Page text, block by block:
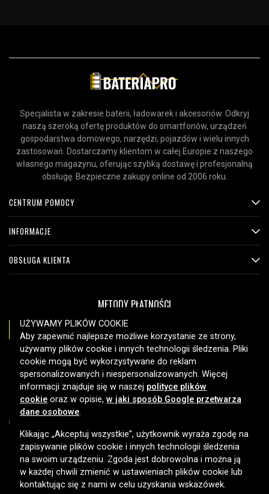
Specjalista w zakresie baterii, ładowarek i akcesoriów. Odkryj
naszą szeroką ofertę produktów do smartfonów, urządzeń
gospodarstwa domowego, narzędzi, pojazdów i wielu innych
zastosowań. Dostarczamy klientom w całej Europie z naszego
własnego magazynu, oferując szybką dostawę i profesjonalną
obsługę. Bezpieczne zakupy online od 2006 roku.
CENTRUM POMOCY
INFORMACJE
OBSŁUGA KLIENTA
METODY PŁATNOŚCI
OPCJE DOSTAWY
Copyright © 2026, Spares Nordic AB
UŻYWAMY PLIKÓW COOKIE
Aby zapewnić najlepsze możliwe korzystanie ze strony,
używamy plików cookie i innych technologii śledzenia. Pliki
cookie mogą być wykorzystywane do reklam
spersonalizowanych i niespersonalizowanych. Więcej
informacji znajduje się w naszej polityce plików
cookie oraz w opisie, w jaki sposób Google przetwarza
dane osobowe.
Klikając „Akceptuj wszystkie”, użytkownik wyraża zgodę na
zapisywanie plików cookie i innych technologii śledzenia
na swoim urządzeniu. Zgoda jest dobrowolna i można ją
w każdej chwili zmienić w ustawieniach plików cookie lub
kontaktując się z nami w celu uzyskania wskazówek.